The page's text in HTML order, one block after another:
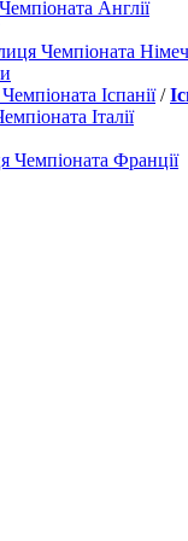
Англії
Чемпіоната
Іспанії/
Італії
Чемпіоната Франції